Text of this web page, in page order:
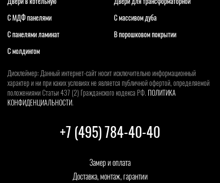
+7 (495) 784-40-40
Замер и оплата
Доставка, монтаж, гарантии
С МДФ панелями
С массивом дуба
С панелями ламинат
В порошковом покрытии
С молдингом
Дисклеймер: Данный интернет-сайт носит исключительно информационный
характер и ни при каких условиях не является публичной офертой, определяемой
положениями Статьи 437 (2) Гражданского кодекса РФ. ПОЛИТИКА
КОНФИДЕНЦИАЛЬНОСТИ.